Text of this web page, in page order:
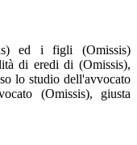
ed i figli (Omissis)
di eredi di (Omissis),
lo studio dell'avvocato
(Omissis), giusta